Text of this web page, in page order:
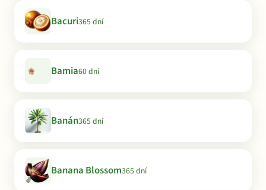
Bacuri365 dní
Bamia60 dní
Banán365 dní
Banana Blossom365 dní